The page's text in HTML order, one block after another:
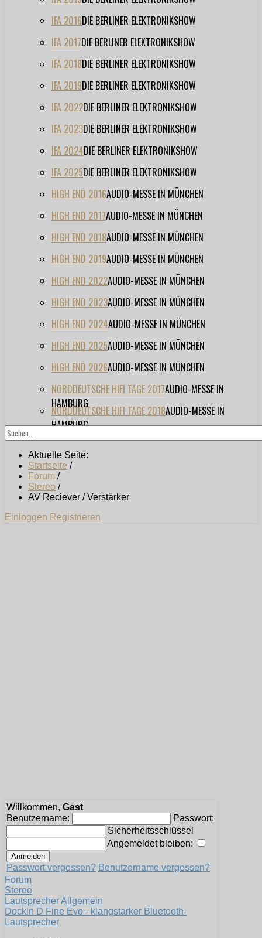
IFA 2016DIE BERLINER ELEKTRONIKSHOW
IFA 2017DIE BERLINER ELEKTRONIKSHOW
IFA 2018DIE BERLINER ELEKTRONIKSHOW
IFA 2019DIE BERLINER ELEKTRONIKSHOW
IFA 2022DIE BERLINER ELEKTRONIKSHOW
IFA 2023DIE BERLINER ELEKTRONIKSHOW
IFA 2024DIE BERLINER ELEKTRONIKSHOW
IFA 2025DIE BERLINER ELEKTRONIKSHOW
HIGH END 2016AUDIO-MESSE IN MÜNCHEN
HIGH END 2017AUDIO-MESSE IN MÜNCHEN
HIGH END 2018AUDIO-MESSE IN MÜNCHEN
HIGH END 2019AUDIO-MESSE IN MÜNCHEN
HIGH END 2022AUDIO-MESSE IN MÜNCHEN
HIGH END 2023AUDIO-MESSE IN MÜNCHEN
HIGH END 2024AUDIO-MESSE IN MÜNCHEN
HIGH END 2025AUDIO-MESSE IN MÜNCHEN
HIGH END 2026AUDIO-MESSE IN MÜNCHEN
NORDDEUTSCHE HIFI TAGE 2017AUDIO-MESSE IN
HAMBURG
NORDDEUTSCHE HIFI TAGE 2018AUDIO-MESSE IN
HAMBURG
Aktuelle Seite:
Startseite /
Forum /
Stereo /
AV Reciever / Verstärker
Einloggen Registrieren
Willkommen, Gast
Benutzername:
Passwort:
Sicherheitsschlüssel
Angemeldet bleiben:
Passwort vergessen? Benutzername vergessen?
Forum
Stereo
Lautsprecher Allgemein
Dockin D Fine Evo - klangstarker Bluetooth-
Lautsprecher